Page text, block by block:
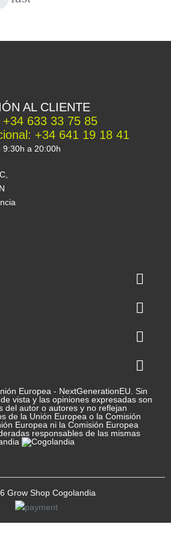
g/m²
cm
7-8 semanas desde
g/planta
7-8 semanas después de
/ Húmedo
AL CLIENTE
+34 633 33 75 85
+34 641 19 18 41
9:30h a 20:00h




Europea - NextGenerationEU. Sin
vista y las opiniones expresadas son
del autor o autores y no reflejan
de la Unión Europea o la Comisión
Europea ni la Comisión Europea
responsables de las mismas
Grow Shop Cogolandia